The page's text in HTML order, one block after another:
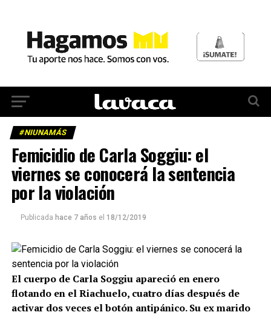
#NIUNAMÁS
Femicidio de Carla Soggiu: el
viernes se conocerá la sentencia
por la violación
Publicada hace 7 años el 18/12/2019
El cuerpo de Carla Soggiu apareció en enero
flotando en el Riachuelo, cuatro días después de
activar dos veces el botón antipánico. Su ex marido